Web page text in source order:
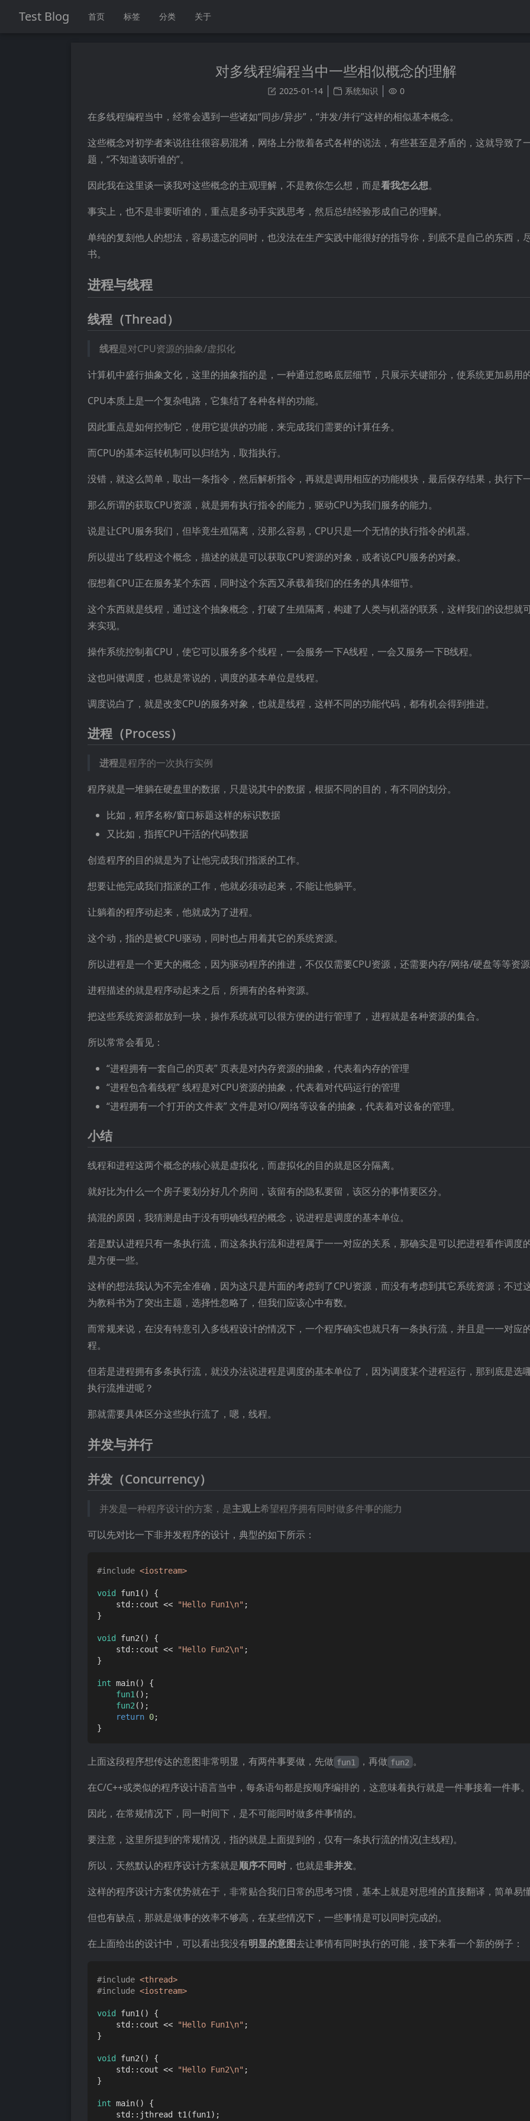
Test Blog 首页 标签 分类 关于
对多线程编程当中一些相似概念的理解
2025-01-14 系统知识 0
在多线程编程当中，经常会遇到一些诸如“同步/异步”，“并发/并行”这样的相似基本概念。
这些概念对初学者来说往往很容易混淆，网络上分散着各式各样的说法，有些甚至是矛盾的，这就导致了
题，“不知道该听谁的”。
因此我在这里谈一谈我对这些概念的主观理解，不是教你怎么想，而是看我怎么想。
事实上，也不是非要听谁的，重点是多动手实践思考，然后总结经验形成自己的理解。
单纯的复刻他人的想法，容易遗忘的同时，也没法在生产实践中能很好的指导你，到底不是自己的东西，
书。
进程与线程
线程（Thread）
线程是对CPU资源的抽象/虚拟化
计算机中盛行抽象文化，这里的抽象指的是，一种通过忽略底层细节，只展示关键部分，使系统更加易用
CPU本质上是一个复杂电路，它集结了各种各样的功能。
因此重点是如何控制它，使用它提供的功能，来完成我们需要的计算任务。
而CPU的基本运转机制可以归结为，取指执行。
没错，就这么简单，取出一条指令，然后解析指令，再就是调用相应的功能模块，最后保存结果，执行下
那么所谓的获取CPU资源，就是拥有执行指令的能力，驱动CPU为我们服务的能力。
说是让CPU服务我们，但毕竟生殖隔离，没那么容易，CPU只是一个无情的执行指令的机器。
所以提出了线程这个概念，描述的就是可以获取CPU资源的对象，或者说CPU服务的对象。
假想着CPU正在服务某个东西，同时这个东西又承载着我们的任务的具体细节。
这个东西就是线程，通过这个抽象概念，打破了生殖隔离，构建了人类与机器的联系，这样我们的设想就
来实现。
操作系统控制着CPU，使它可以服务多个线程，一会服务一下A线程，一会又服务一下B线程。
这也叫做调度，也就是常说的，调度的基本单位是线程。
调度说白了，就是改变CPU的服务对象，也就是线程，这样不同的功能代码，都有机会得到推进。
进程（Process）
进程是程序的一次执行实例
程序就是一堆躺在硬盘里的数据，只是说其中的数据，根据不同的目的，有不同的划分。
比如，程序名称/窗口标题这样的标识数据
又比如，指挥CPU干活的代码数据
创造程序的目的就是为了让他完成我们指派的工作。
想要让他完成我们指派的工作，他就必须动起来，不能让他躺平。
让躺着的程序动起来，他就成为了进程。
这个动，指的是被CPU驱动，同时也占用着其它的系统资源。
所以进程是一个更大的概念，因为驱动程序的推进，不仅仅需要CPU资源，还需要内存/网络/硬盘等等资
进程描述的就是程序动起来之后，所拥有的各种资源。
把这些系统资源都放到一块，操作系统就可以很方便的进行管理了，进程就是各种资源的集合。
所以常常会看见：
“进程拥有一套自己的页表” 页表是对内存资源的抽象，代表着内存的管理
“进程包含着线程” 线程是对CPU资源的抽象，代表着对代码运行的管理
“进程拥有一个打开的文件表” 文件是对IO/网络等设备的抽象，代表着对设备的管理。
小结
线程和进程这两个概念的核心就是虚拟化，而虚拟化的目的就是区分隔离。
就好比为什么一个房子要划分好几个房间，该留有的隐私要留，该区分的事情要区分。
搞混的原因，我猜测是由于没有明确线程的概念，说进程是调度的基本单位。
若是默认进程只有一条执行流，而这条执行流和进程属于一一对应的关系，那确实是可以把进程看作调度
是方便一些。
这样的想法我认为不完全准确，因为这只是片面的考虑到了CPU资源，而没有考虑到其它系统资源；不过
为教科书为了突出主题，选择性忽略了，但我们应该心中有数。
而常规来说，在没有特意引入多线程设计的情况下，一个程序确实也就只有一条执行流，并且是一一对应
程。
但若是进程拥有多条执行流，就没办法说进程是调度的基本单位了，因为调度某个进程运行，那到底是选
执行流推进呢？
那就需要具体区分这些执行流了，嗯，线程。
并发与并行
并发（Concurrency）
并发是一种程序设计的方案，是主观上希望程序拥有同时做多件事的能力
可以先对比一下非并发程序的设计，典型的如下所示：
#include <iostream>
void fun1()
{
    std::cout <<
"Hello Fun1\n" ;
}
void fun2()
{
    std::cout <<
"Hello Fun2\n" ;
}
int main()
{
fun1();
fun2();
return 0;
上面这段程序想传达的意图非常明显，有两件事要做，先做 fun1 ，再做 fun2 。
在C/C++或类似的程序设计语言当中，每条语句都是按顺序编排的，这意味着执行就是一件事接着一件事。
因此，在常规情况下，同一时间下，是不可能同时做多件事情的。
要注意，这里所提到的常规情况，指的就是上面提到的，仅有一条执行流的情况(主线程)。
所以，天然默认的程序设计方案就是顺序不同时 ，也就是非并发。
这样的程序设计方案优势就在于，非常贴合我们日常的思考习惯，基本上就是对思维的直接翻译，简单易
但也有缺点，那就是做事的效率不够高，在某些情况下，一些事情是可以同时完成的。
在上面给出的设计中，可以看出我没有明显的意图去让事情有同时执行的可能，接下来看一个新的例子：
#include <thread>
#include <iostream>
void fun1()
{
    std::cout <<
"Hello Fun1\n" ;
}
void fun2()
{
    std::cout <<
"Hello Fun2\n" ;
}
int main()
{
std::jthread t1(fun1) ;